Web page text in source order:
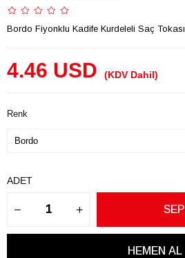
Bordo Fiyonklu Kadife Kurdeleli Saç Tokası
4.46 USD (KDV Dahil)
Renk
ADET